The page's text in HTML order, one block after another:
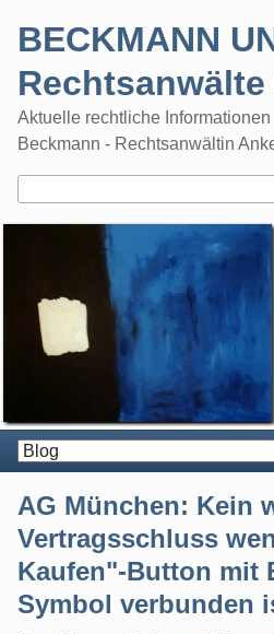
BECKMANN
Aktuelle rechtliche
Beckmann - Rechtsanwältin
AG München: Kein
Vertragsschluss
Kaufen"-Button mit
Symbol verbunden